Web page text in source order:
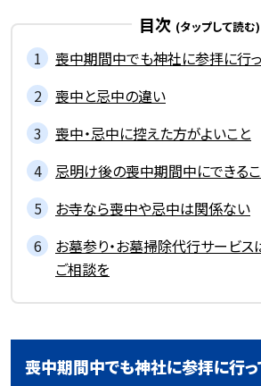
目次
喪中期間中でも神社に参拝に行
喪中と忌中の違い
喪中・忌中に控えた方がよいこと
忌明け後の喪中期間中にできる
お寺なら喪中や忌中は関係ない
お墓参り・お墓掃除代行サービス
ご相談を
喪中期間中でも神社に参拝に行っ